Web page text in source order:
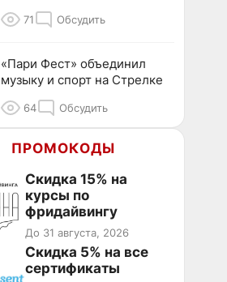
71 Обсудить
«Пари Фест» объединил
музыку и спорт на Стрелке
64 Обсудить
ПРОМОКОДЫ
Скидка 15% на
курсы по
фридайвингу
До 31 августа, 2026
Скидка 5% на все
сертификаты